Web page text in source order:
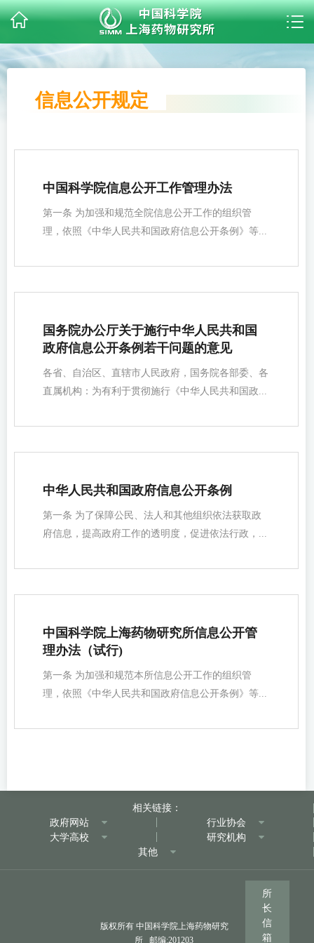
信息公开规定
中国科学院信息公开工作管理办法
第一条 为加强和规范全院信息公开工作的组织管
理，依照《中华人民共和国政府信息公开条例》等...
国务院办公厅关于施行中华人民共和国
政府信息公开条例若干问题的意见
各省、自治区、直辖市人民政府，国务院各部委、各
直属机构：为有利于贯彻施行《中华人民共和国政...
中华人民共和国政府信息公开条例
第一条 为了保障公民、法人和其他组织依法获取政
府信息，提高政府工作的透明度，促进依法行政，...
中国科学院上海药物研究所信息公开管
理办法（试行)
第一条 为加强和规范本所信息公开工作的组织管
理，依照《中华人民共和国政府信息公开条例》等...
相关链接：
政府网站
行业协会
大学高校
研究机构
其他
版权所有 中国科学院上海药物研究
所 邮编:201203
所
长
信
箱